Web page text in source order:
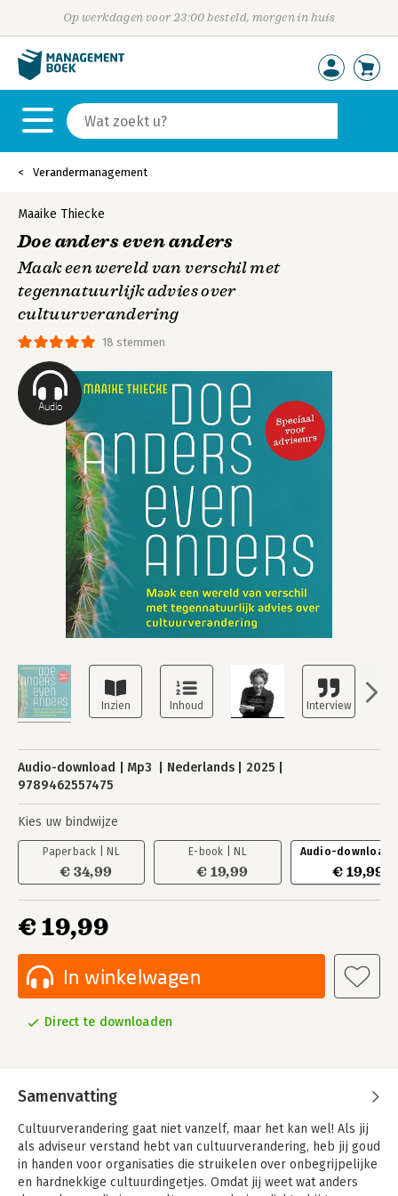
Op werkdagen voor 23:00 besteld, morgen in huis
Verandermanagement
Audio
18 stemmen
Maaike Thiecke
Doe anders even anders
Maak een wereld van verschil met
tegennatuurlijk advies over
cultuurverandering
Audio-download Mp3 Nederlands
2025
9789462557475
Kies uw bindwijze
Paperback | NL
€ 34,99
E-book | NL
€ 19,99
Audio-download |
€ 19,99
€ 19,99
In winkelwagen
Direct te downloaden
Samenvatting
Cultuurverandering gaat niet vanzelf, maar het kan wel! Als jij
als adviseur verstand hebt van cultuurverandering, heb jij goud
in handen voor organisaties die struikelen over onbegrijpelijke
en hardnekkige cultuurdingetjes. Omdat jij weet wat anders